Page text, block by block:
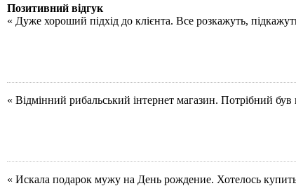
Позитивний відгук
« Дуже хороший підхід до клієнта. Все розкажуть,
« Відмінний рибальський інтернет магазин. Потрібний
« Искала подарок мужу на День рождение. Хотелось